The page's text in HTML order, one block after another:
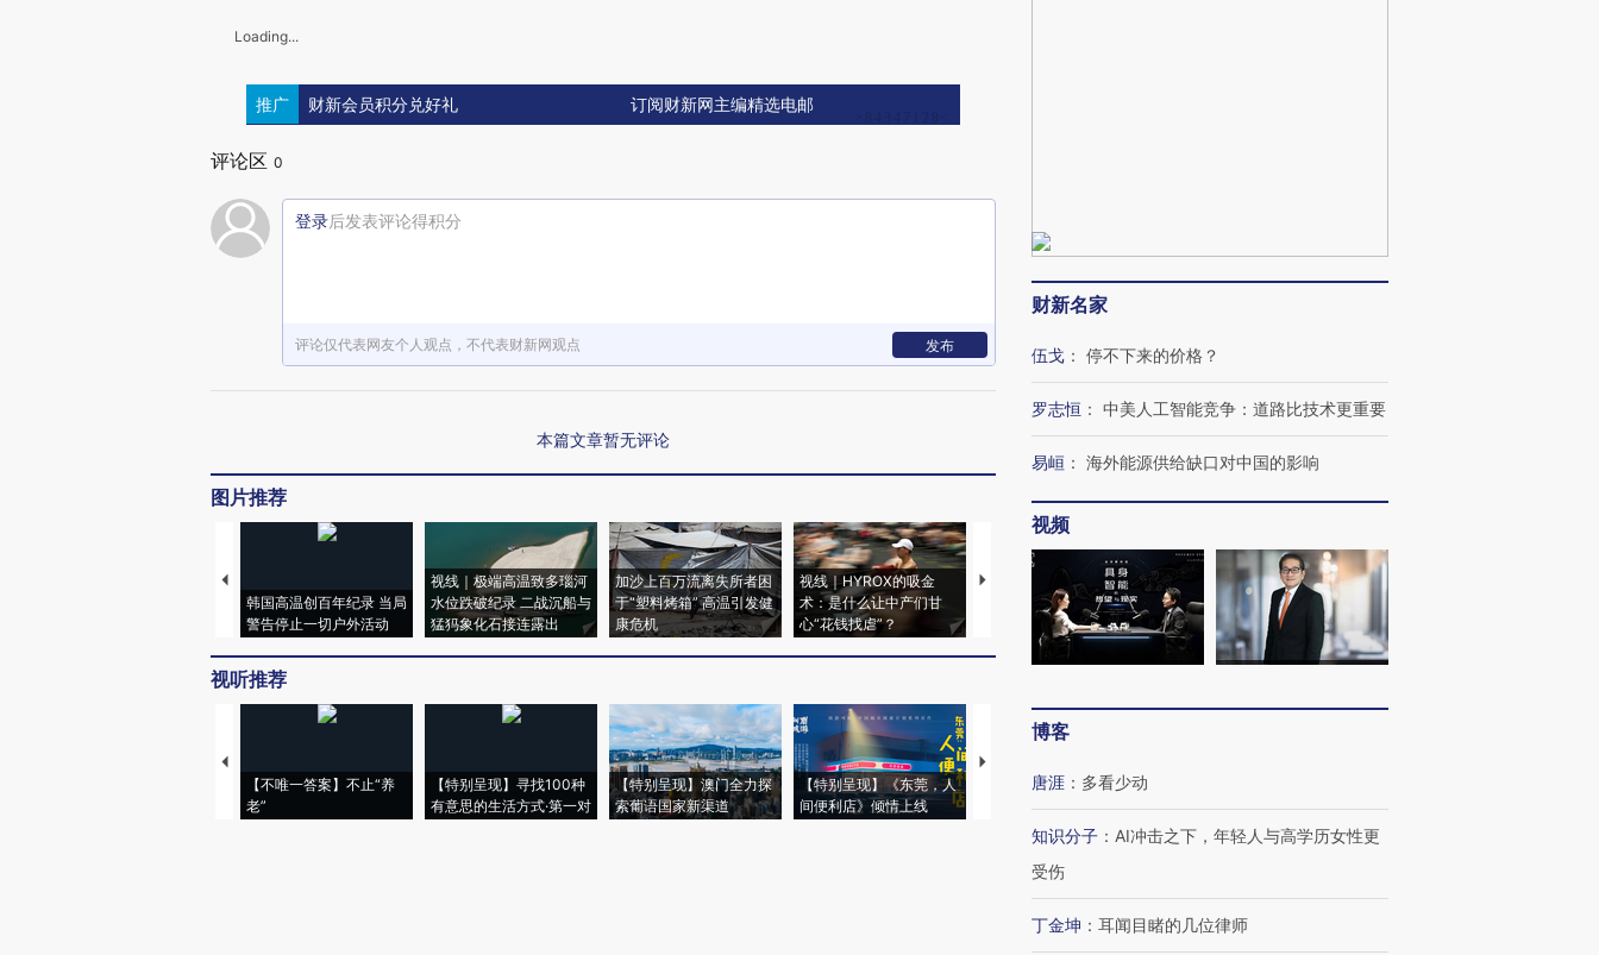
Loading...
推广 财新会员积分兑好礼 订阅财新网主编精选电邮
评论区 0
登录后发表评论得积分
评论仅代表网友个人观点，不代表财新网观点 发布
本篇文章暂无评论
图片推荐
韩国高温创百年纪录 当局
警告停止一切户外活动
视线｜极端高温致多瑙河
水位跌破纪录 二战沉船与
猛犸象化石接连露出
加沙上百万流离失所者困
于“塑料烤箱” 高温引发健
康危机
视线｜HYROX的吸金
术：是什么让中产们甘
心“花钱找虐”？
马航飞行员跨国走私7万
粒摇头丸 尿检体内含3种
视线｜被称为“蟑螂”的印
度Z世代 用街头抗争将教
育部长拱下台
视线｜“入侵”还是“人道危
飞地休达
视听推荐
【不唯一答案】不止“养
老”
【特别呈现】寻找100种
有意思的生活方式·第一对
【特别呈现】澳门全力探
索葡语国家新渠道
【特别呈现】《东莞，人
间便利店》倾情上线
【推广】走进第四届链博
会，让数智科技“链”接产
有意思的生活方式·第三对
住三大增长引擎是什么？
财新名家
伍戈 ： 停不下来的价格？
罗志恒 ： 中美人工智能竞争：道路比技术更重要
易峘 ： 海外能源供给缺口对中国的影响
视频
博客
唐涯 ： 多看少动
知识分子 ： AI冲击之下，年轻人与高学历女性更
受伤
丁金坤 ： 耳闻目睹的几位律师